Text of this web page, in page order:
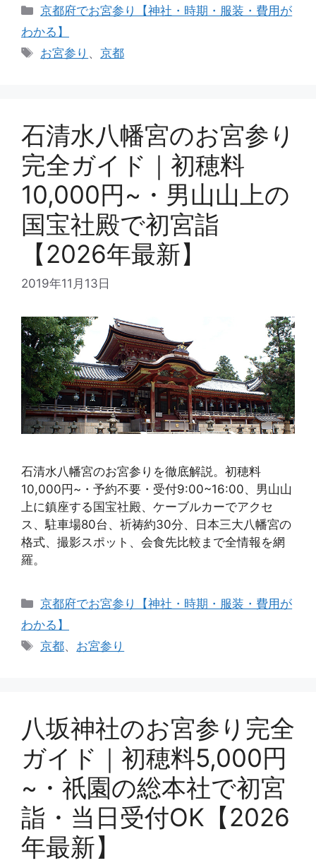
カ
テ
リ
京都府でお宮参り【神社・時期・服装・費用が
わかる】
タ
お宮参り 、京都
石清水八幡宮のお宮参り
完全ガイド｜初穂料
10,000円~・男山山上の
国宝社殿で初宮詣
【2026年最新】
2019年11月13日
石清水八幡宮のお宮参りを徹底解説。初穂料
10,000円~・予約不要・受付9:00~16:00、男山山
上に鎮座する国宝社殿、ケーブルカーでアクセ
ス、駐車場80台、祈祷約30分、日本三大八幡宮の
格式、撮影スポット、会食先比較まで全情報を網
羅。
カ
テ
ゴ
リ
京都府でお宮参り【神社・時期・服装・費用が
わかる】
タ
京都、 お宮参り
八坂神社のお宮参り完全
ガイド｜初穂料5,000円
~・祇園の総本社で初宮
詣・当日受付OK【2026
年最新】